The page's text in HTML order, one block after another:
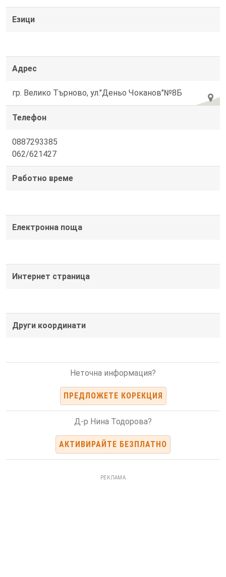
Езици
Адрес
гр. Велико Търново, ул."Деньо Чоканов"№8Б
Телефон
0887293385
062/621427
Работно време
Електронна поща
Интернет страница
Други координати
Неточна информация?
ПРЕДЛОЖЕТЕ КОРЕКЦИЯ
Д-р Нина Тодорова?
АКТИВИРАЙТЕ БЕЗПЛАТНО
РЕКЛАМА